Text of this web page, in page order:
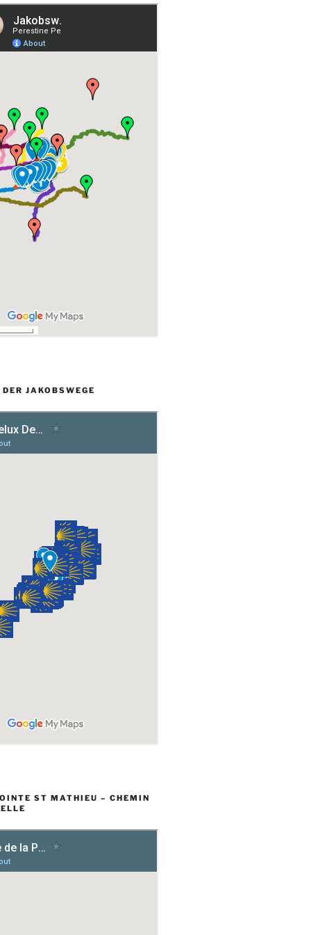
JAKOBSWEGE
ST MATHIEU – CHEMIN